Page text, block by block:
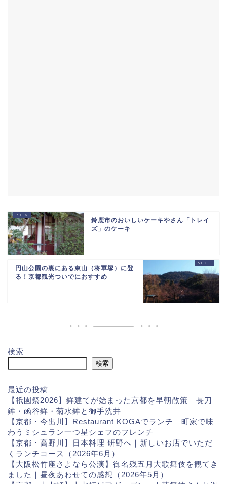
鈴鹿市のおいしいケーキやさん「トレイ
ズ」のケーキ
円山公園の裏にある東山（将軍塚）に登
る！京都観光ついでにおすすめ
検索
検索
最近の投稿
【祇園祭2026】鉾建てが始まった京都を早朝散策｜長刀
鉾・函谷鉾・菊水鉾と御手洗井
【京都・今出川】Restaurant KOGAでランチ｜町家で味
わうミシュラン一つ星シェフのフレンチ
【京都・高野川】日本料理 研野へ｜新しいお店でいただ
くランチコース（2026年6月）
【大阪松竹座さよなら公演】御名残五月大歌舞伎を観てき
ました｜昼夜あわせての感想（2026年5月）